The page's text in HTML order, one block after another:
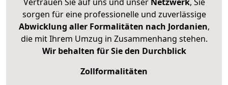
sorgen für eine professionelle und zuverlässige
Abwicklung aller Formalitäten nach Jordanien,
die mit Ihrem Umzug in Zusammenhang stehen.
Wir behalten für Sie den Durchblick
Zollformalitäten